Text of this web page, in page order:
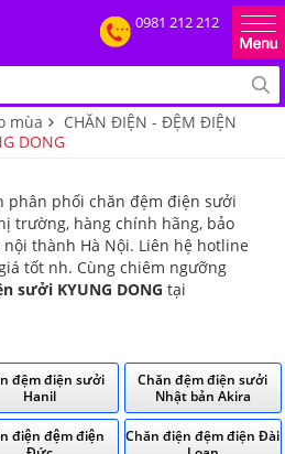
0981 212 212
mùa
CHĂN ĐIỆN - ĐỆM ĐIỆN
DONG
phân phối chăn đệm điện sưởi
trường, hàng chính hãng, bảo
thành Hà Nội. Liên hệ hotline
tốt nh. Cùng chiêm ngưỡng
sưởi KYUNG DONG tại
đệm điện sưởi
Hanil
Chăn đệm điện sưởi
Nhật bản Akira
điện đệm điện
Chăn điện đệm điện Đài